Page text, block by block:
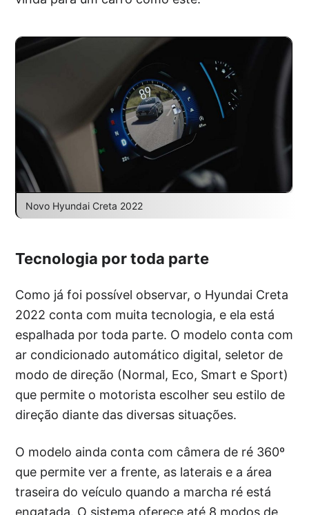
Novo Hyundai Creta 2022
Tecnologia por toda parte
Como já foi possível observar, o Hyundai Creta
2022 conta com muita tecnologia, e ela está
espalhada por toda parte. O modelo conta com
ar condicionado automático digital, seletor de
modo de direção (Normal, Eco, Smart e Sport)
que permite o motorista escolher seu estilo de
direção diante das diversas situações.
O modelo ainda conta com câmera de ré 360º
que permite ver a frente, as laterais e a área
traseira do veículo quando a marcha ré está
engatada. O sistema oferece até 8 modos de